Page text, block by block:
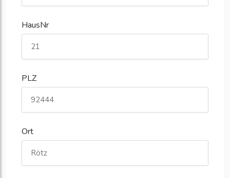
HausNr
PLZ
Ort